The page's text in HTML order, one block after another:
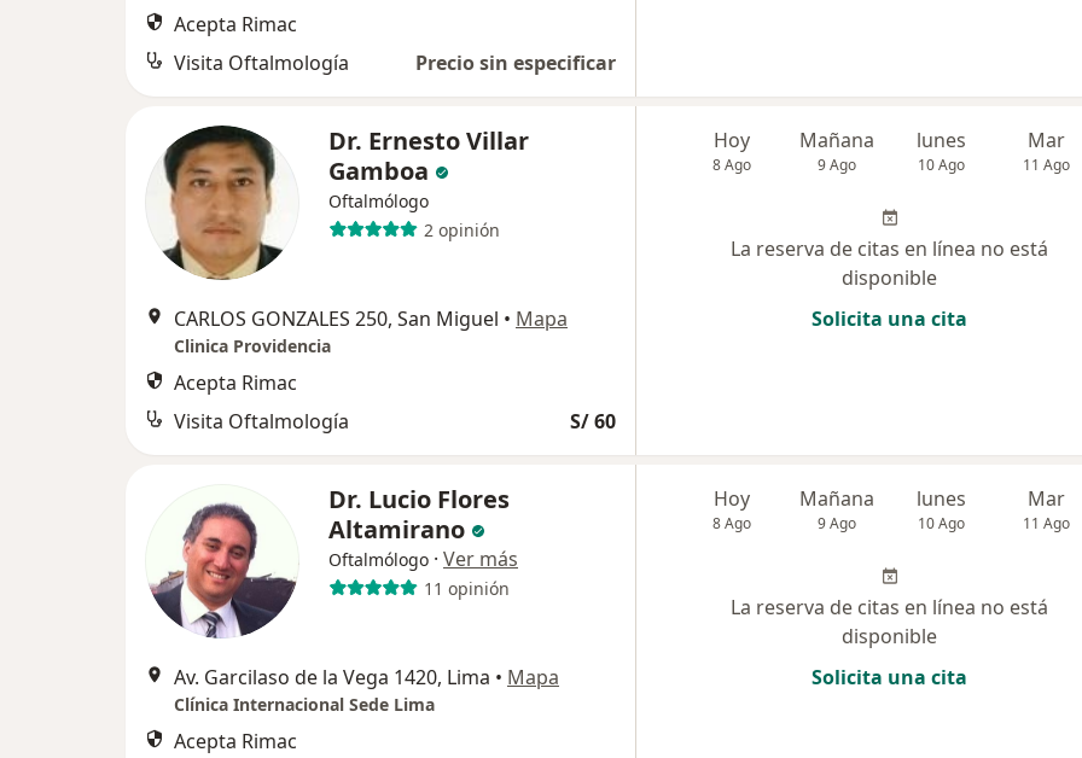
Acepta Rimac
Visita Oftalmología
Precio sin especificar
Dr. Ernesto Villar
Gamboa
Oftalmólogo
2 opinión
CARLOS GONZALES 250, San Miguel • Mapa
Clinica Providencia
Acepta Rimac
Visita Oftalmología
S/ 60
Hoy
8 Ago
Mañana
9 Ago
lunes
10 Ago
Mar
11 Ago
La reserva de citas en línea no está
disponible
Solicita una cita
Dr. Lucio Flores
Altamirano
Oftalmólogo · Ver más
11 opinión
Av. Garcilaso de la Vega 1420, Lima • Mapa
Clínica Internacional Sede Lima
Acepta Rimac
Hoy
8 Ago
Mañana
9 Ago
lunes
10 Ago
Mar
11 Ago
La reserva de citas en línea no está
disponible
Solicita una cita